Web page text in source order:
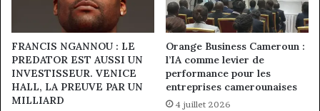
FRANCIS NGANNOU : LE
PREDATOR EST AUSSI UN
INVESTISSEUR. VENICE
HALL, LA PREUVE PAR UN
MILLIARD
Orange Business Cameroun :
l’IA comme levier de
performance pour les
entreprises camerounaises
4 juillet 2026